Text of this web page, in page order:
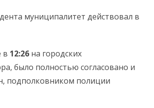
муниципалитет действовал в
в 12:26 на городских
было полностью согласовано и
подполковником полиции